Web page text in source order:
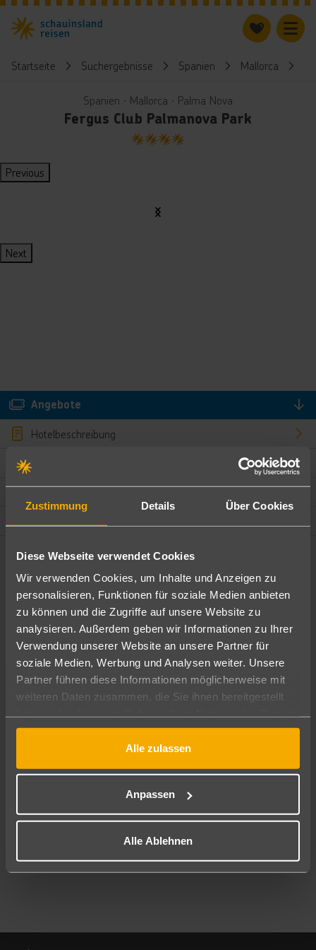
Zustimmung Details Über Cookies
Diese Webseite verwendet Cookies
Wir verwenden Cookies, um Inhalte und Anzeigen zu
personalisieren, Funktionen für soziale Medien anbieten
zu können und die Zugriffe auf unsere Website zu
analysieren. Außerdem geben wir Informationen zu Ihrer
Verwendung unserer Website an unsere Partner für
soziale Medien, Werbung und Analysen weiter. Unsere
Partner führen diese Informationen möglicherweise mit
weiteren Daten zusammen, die Sie ihnen bereitgestellt
gesammelt haben.
Alle zulassen
Anpassen
Alle Ablehnen
Startseite Suchergebnisse Spanien Mallorca
Spanien ∙ Mallorca ∙ Palma Nova
Fergus Club Palmanova Park
4
Previous
Next
Angebote
Hotelbeschreibung
Bewertungen
Ändere die Kriterien nach deinen Wünschen
Pauschal Nur Hotel
Abflughafen
Alle Abflughäfen
09.08.26–07.08.27 7-21 Nächte
Mehr Filter anzeigen